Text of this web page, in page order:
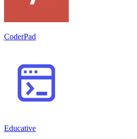
CoderPad
Educative